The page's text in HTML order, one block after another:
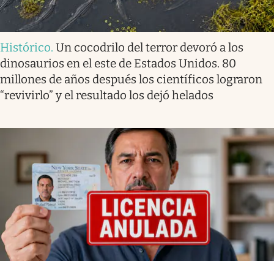
Histórico. Un cocodrilo del terror devoró a los
dinosaurios en el este de Estados Unidos. 80
millones de años después los científicos lograron
“revivirlo” y el resultado los dejó helados